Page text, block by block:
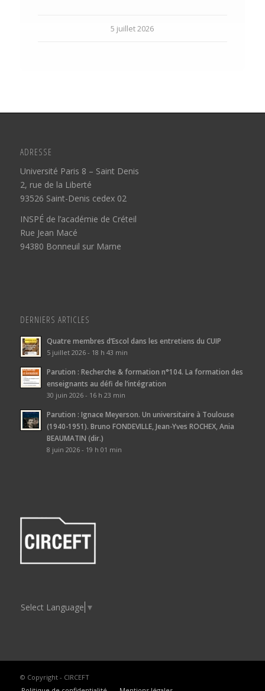
5 juillet 2026
ADRESSE
Université Paris 8 – Saint Denis
2, rue de la Liberté
93526 Saint-Denis cedex 02
INSPÉ de l’académie de Créteil
Rue Jean Macé
94380 Bonneuil sur Marne
DERNIERS ARTICLES
Quatre membres d’Escol dans les entretiens du CUIP
5 juillet 2026 - 18 h 43 min
Parution : Recherche & formation n°104. La formation des
enseignants au défi de l’intégration
30 juin 2026 - 16 h 23 min
Parution : Ignace Meyerson. Un universitaire à Toulouse
(1940-1951). Bruno FONDEVILLE, Jean-Yves ROCHEX, Ania
BEAUMATIN (dir.)
8 juin 2026 - 19 h 01 min
Select Language ▼
© Copyright - CIRCEFT